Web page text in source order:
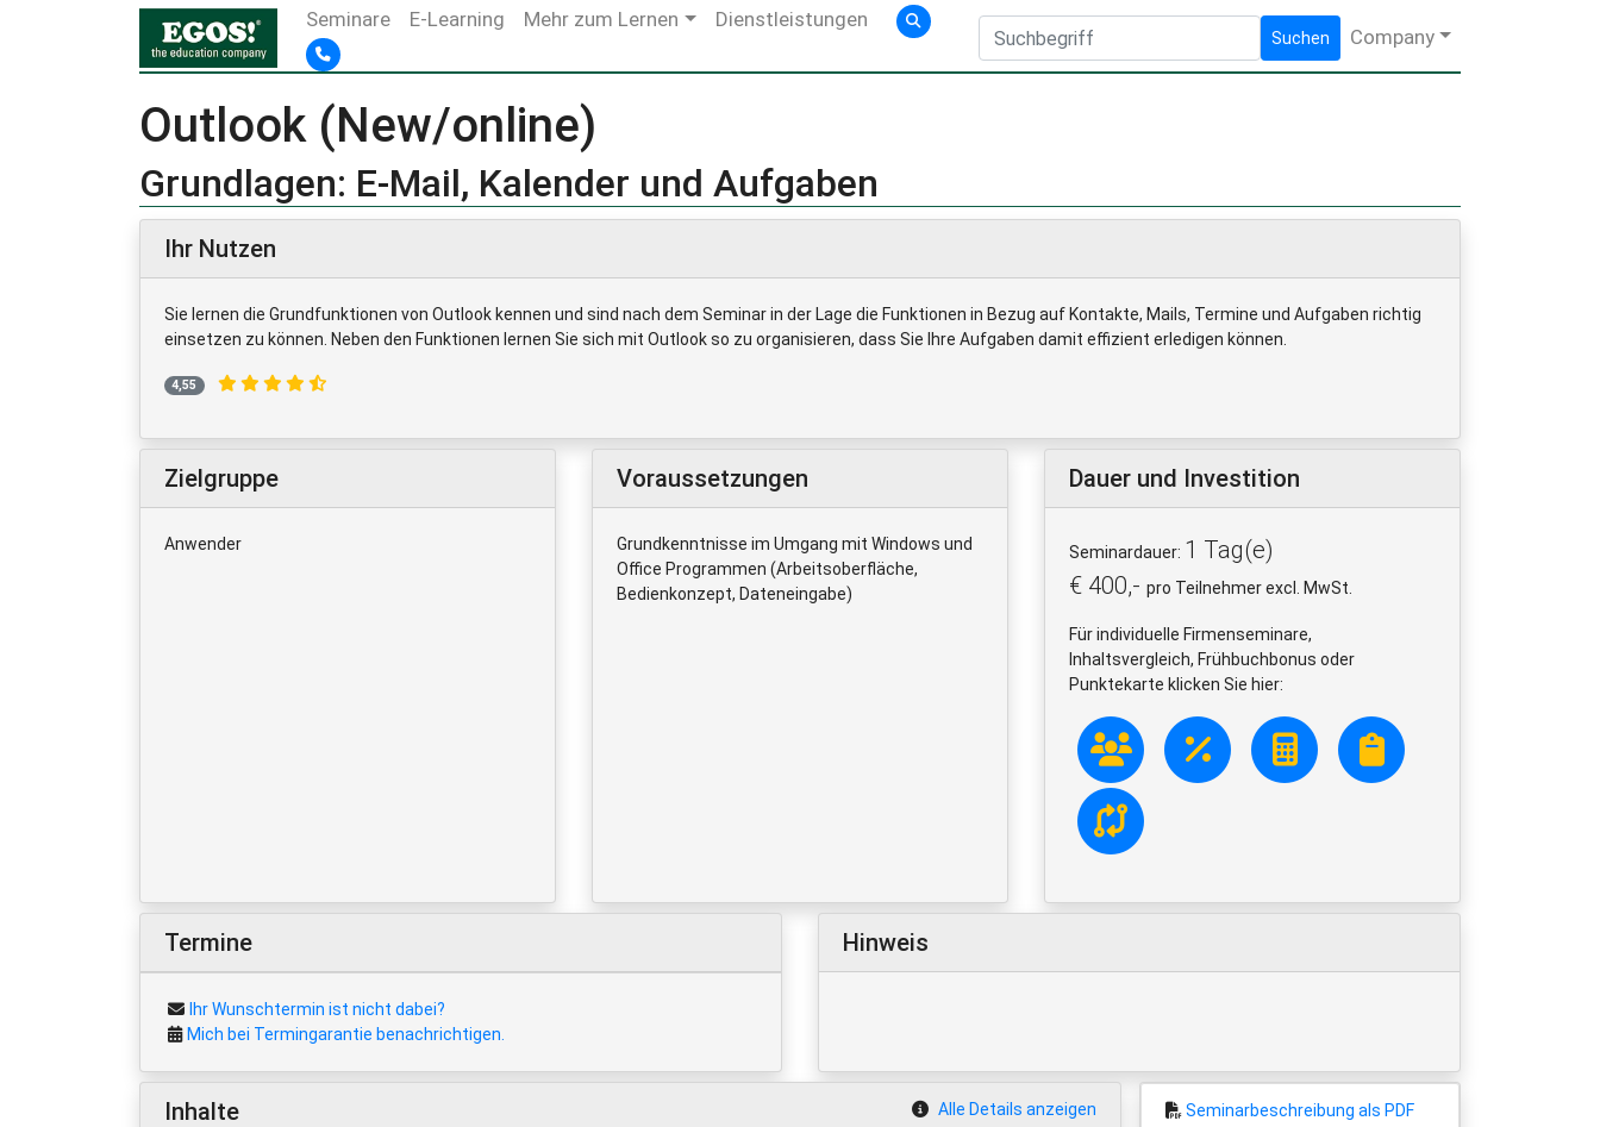
Seminare E-Learning Mehr zum Lernen Dienstleistungen
Suchen Company
Outlook (New/online)
Grundlagen: E-Mail, Kalender und Aufgaben
Ihr Nutzen
Sie lernen die Grundfunktionen von Outlook kennen und sind nach dem Seminar in der Lage die Funktionen in Bezug auf Kontakte, Mails, Termine und Aufgaben richtig
einsetzen zu können. Neben den Funktionen lernen Sie sich mit Outlook so zu organisieren, dass Sie Ihre Aufgaben damit effizient erledigen können.
4,55
Zielgruppe
Anwender
Voraussetzungen
Grundkenntnisse im Umgang mit Windows und
Office Programmen (Arbeitsoberfläche,
Bedienkonzept, Dateneingabe)
Dauer und Investition
Seminardauer: 1 Tag(e)
€ 400,- pro Teilnehmer excl. MwSt.
Für individuelle Firmenseminare,
Inhaltsvergleich, Frühbuchbonus oder
Punktekarte klicken Sie hier:
Termine
Ihr Wunschtermin ist nicht dabei?
Mich bei Termingarantie benachrichtigen.
Hinweis
Inhalte Alle Details anzeigen Seminarbeschreibung als PDF